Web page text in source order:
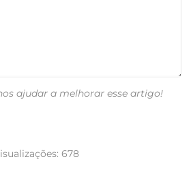
ajudar a melhorar esse artigo!
678